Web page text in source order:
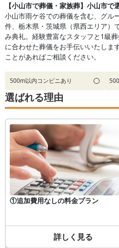
【小山市で葬儀・家族葬】小山市で
小山市雨ケ谷での葬儀を含む、グル
件、栃木県・茨城県（県西エリア）
み典礼。経験豊富なスタッフと1級
に合わせた葬儀をお手伝いいたしま
ことがあればご相談ください。
500m以内コンビニあり
選ばれる理由
①追加費用なしの料金プラン
詳しく見る